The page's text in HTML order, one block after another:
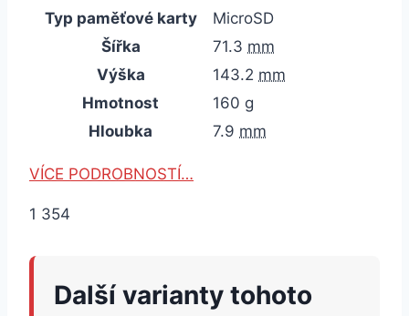
Typ paměťové karty
MicroSD
Šířka
71.3 mm
Výška
143.2 mm
Hmotnost
160 g
Hloubka
7.9 mm
VÍCE PODROBNOSTÍ…
1 354
Další varianty tohoto